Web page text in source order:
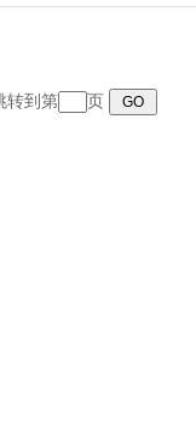
转到第 页